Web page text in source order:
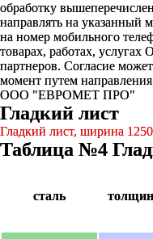
обработку
направлять на указанный
на номер мобильного
товарах, работах,
партнеров. Согласие
момент путем
ООО "ЕВРОМЕТ ПРО"
Гладкий лист
Гладкий лист, ширина
Таблица №4
сталь